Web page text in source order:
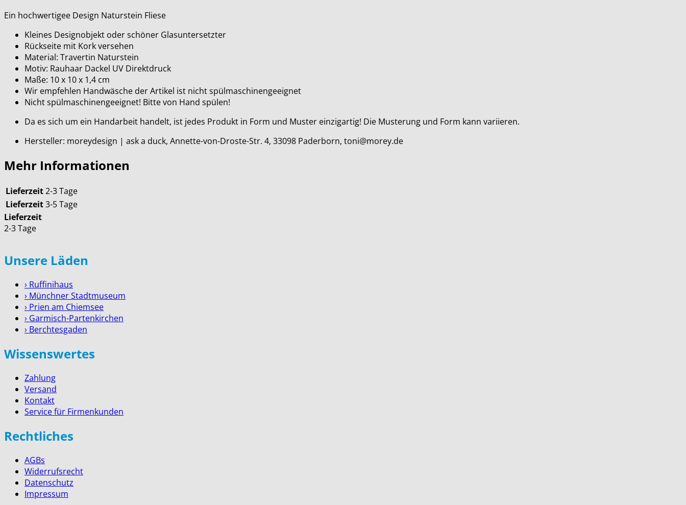
Ein hochwertigee Design Naturstein Fliese
Kleines Designobjekt oder schöner Glasuntersetzter
Rückseite mit Kork versehen
Material: Travertin Naturstein
Motiv: Rauhaar Dackel UV Direktdruck
Maße: 10 x 10 x 1,4 cm
Wir empfehlen Handwäsche der Artikel ist nicht spülmaschinengeeignet
Nicht spülmaschinengeeignet! Bitte von Hand spülen!
Da es sich um ein Handarbeit handelt, ist jedes Produkt in Form und Muster einzigartig! Die Musterung und Form kann variieren.
Hersteller: moreydesign | ask a duck, Annette-von-Droste-Str. 4, 33098 Paderborn, toni@morey.de
Mehr Informationen
Lieferzeit2-3 Tage
Lieferzeit3-5 Tage
Lieferzeit
2-3 Tage
Unsere Läden
› Ruffinihaus
› Münchner Stadtmuseum
› Prien am Chiemsee
› Garmisch-Partenkirchen
› Berchtesgaden
Wissenswertes
Zahlung
Versand
Kontakt
Service für Firmenkunden
Rechtliches
AGBs
Widerrufsrecht
Datenschutz
Impressum